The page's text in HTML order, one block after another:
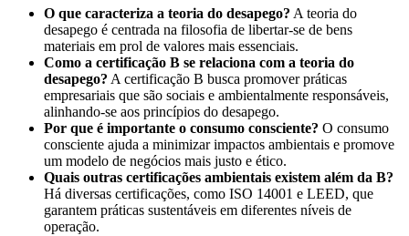
O que caracteriza a teoria do desapego? A teoria do
desapego é centrada na filosofia de libertar-se de bens
materiais em prol de valores mais essenciais.
Como a certificação B se relaciona com a teoria do
desapego? A certificação B busca promover práticas
empresariais que são sociais e ambientalmente responsáveis,
alinhando-se aos princípios do desapego.
Por que é importante o consumo consciente? O consumo
consciente ajuda a minimizar impactos ambientais e promove
um modelo de negócios mais justo e ético.
Quais outras certificações ambientais existem além da B?
Há diversas certificações, como ISO 14001 e LEED, que
garantem práticas sustentáveis em diferentes níveis de
operação.